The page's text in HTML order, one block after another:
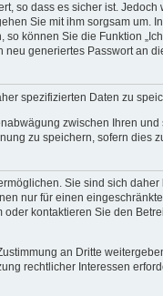
so dass es sicher ist.
Sie mit ihm sorgsam
können Sie die Funktion
generiertes Passwort an
spezifizierten Daten zu
zwischen Ihren
zu speichern, sofern dies
Sie sind sich
nur für einen
kontaktieren Sie den
an Dritte
rechtlicher Interessen